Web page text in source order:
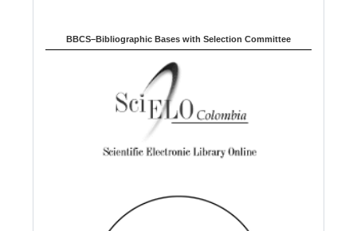
BBCS–Bibliographic Bases with Selection Committee